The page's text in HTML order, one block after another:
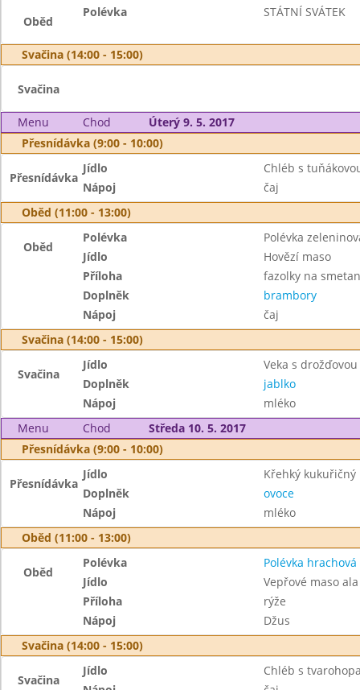
Oběd
Polévka STÁTNÍ SVÁTEK
Svačina (14:00 - 15:00)
Svačina
Menu Chod
Úterý 9. 5. 2017
Přesnídávka (9:00 - 10:00)
Přesnídávka
Jídlo
Chléb s
Nápoj
čaj
Oběd (11:00 - 13:00)
Oběd
Polévka
Polévka
Jídlo
Hovězí maso
Příloha
fazolky na
Doplněk
brambory
Nápoj
čaj
Svačina (14:00 - 15:00)
Svačina
Jídlo
Veka s
Doplněk
jablko
Nápoj
mléko
Menu
Chod
Středa 10. 5. 2017
Přesnídávka (9:00 - 10:00)
Přesnídávka
Jídlo
Křehký kukuřičný
Doplněk
ovoce
Nápoj
mléko
Oběd (11:00 - 13:00)
Oběd
Polévka
Polévka hrachová
Jídlo
Vepřové maso
Příloha
rýže
Nápoj
Džus
Svačina (14:00 - 15:00)
Svačina
Jídlo
Chléb s